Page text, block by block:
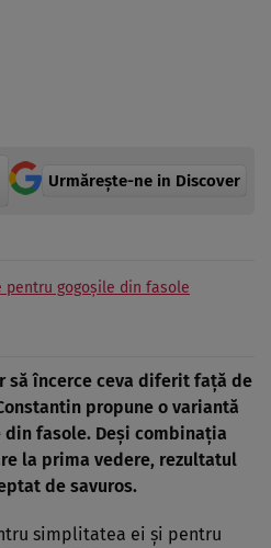
Urmărește-ne in Discover
pentru gogoșile din fasole
să încerce ceva diferit față de
propune o variantă
fasole. Deși combinația
la prima vedere, rezultatul
de savuros.
simplitatea ei și pentru